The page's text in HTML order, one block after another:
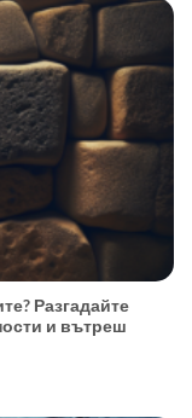
Разгадайте
и вътреш